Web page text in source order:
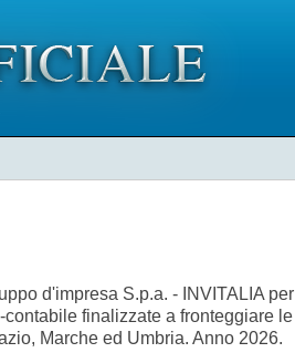
d'impresa S.p.a. - INVITALIA per
finalizzate a fronteggiare le
Marche ed Umbria. Anno 2026.